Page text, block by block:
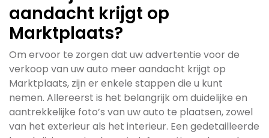
aandacht krijgt op
Marktplaats?
Om ervoor te zorgen dat uw advertentie voor de
verkoop van uw auto meer aandacht krijgt op
Marktplaats, zijn er enkele stappen die u kunt
nemen. Allereerst is het belangrijk om duidelijke en
aantrekkelijke foto’s van uw auto te plaatsen, zowel
van het exterieur als het interieur. Een gedetailleerde